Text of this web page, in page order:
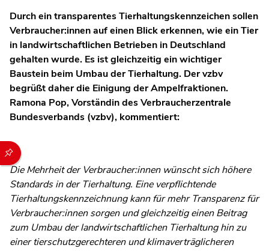
Durch die folgenden Buttons können Sie direkt auf einen
Durch ein transparentes Tierhaltungskennzeichen sollen
Verbraucher:innen auf einen Blick erkennen, wie ein Tier
in landwirtschaftlichen Betrieben in Deutschland
gehalten wurde. Es ist gleichzeitig ein wichtiger
Baustein beim Umbau der Tierhaltung. Der vzbv
begrüßt daher die Einigung der Ampelfraktionen.
Ramona Pop, Vorständin des Verbraucherzentrale
Bundesverbands (vzbv), kommentiert:
Die Mehrheit der Verbraucher:innen wünscht sich höhere
Standards in der Tierhaltung. Eine verpflichtende
Tierhaltungskennzeichnung kann für mehr Transparenz für
Verbraucher:innen sorgen und gleichzeitig einen Beitrag
zum Umbau der landwirtschaftlichen Tierhaltung hin zu
einer tierschutzgerechteren und klimaverträglicheren